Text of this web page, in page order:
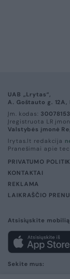
UAB „Lrytas“,
A. Goštauto g. 12A,
Įm. kodas:
Įregistruota LR
Valstybės įmonė
lrytas.lt redakcija
Pranešimai apie
PRIVATUMO
KONTAKTAI
REKLAMA
LAIKRAŠČIO
Atsisiųskite
Sekite mus: